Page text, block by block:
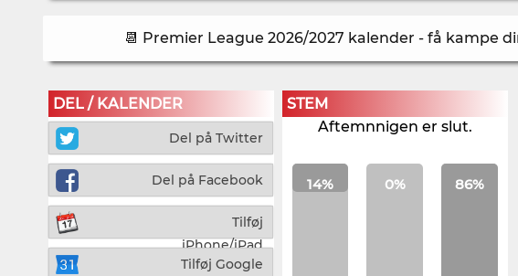
📆 Premier League 2026/2027 kalender - få kampe
DEL / KALENDER
Del på Twitter
Del på Facebook
Tilføj
iPhone/iPad
Tilføj Google
STEM
Aftemnnigen er slut.
14% 0% 86%